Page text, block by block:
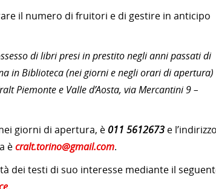
il numero di fruitori e di gestire in anticipo
di libri presi in prestito negli anni passati di
in Biblioteca (nei giorni e negli orari di apertura)
Piemonte e Valle d’Aosta, via Mercantini 9 –
giorni di apertura, è 011 5612673 e l’indirizzo
ècralt.torino@gmail.com.
dei testi di suo interesse mediante il